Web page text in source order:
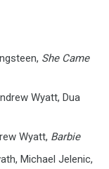
She Came
Wyatt, Dua
Wyatt, Barbie
Michael Jelenic,